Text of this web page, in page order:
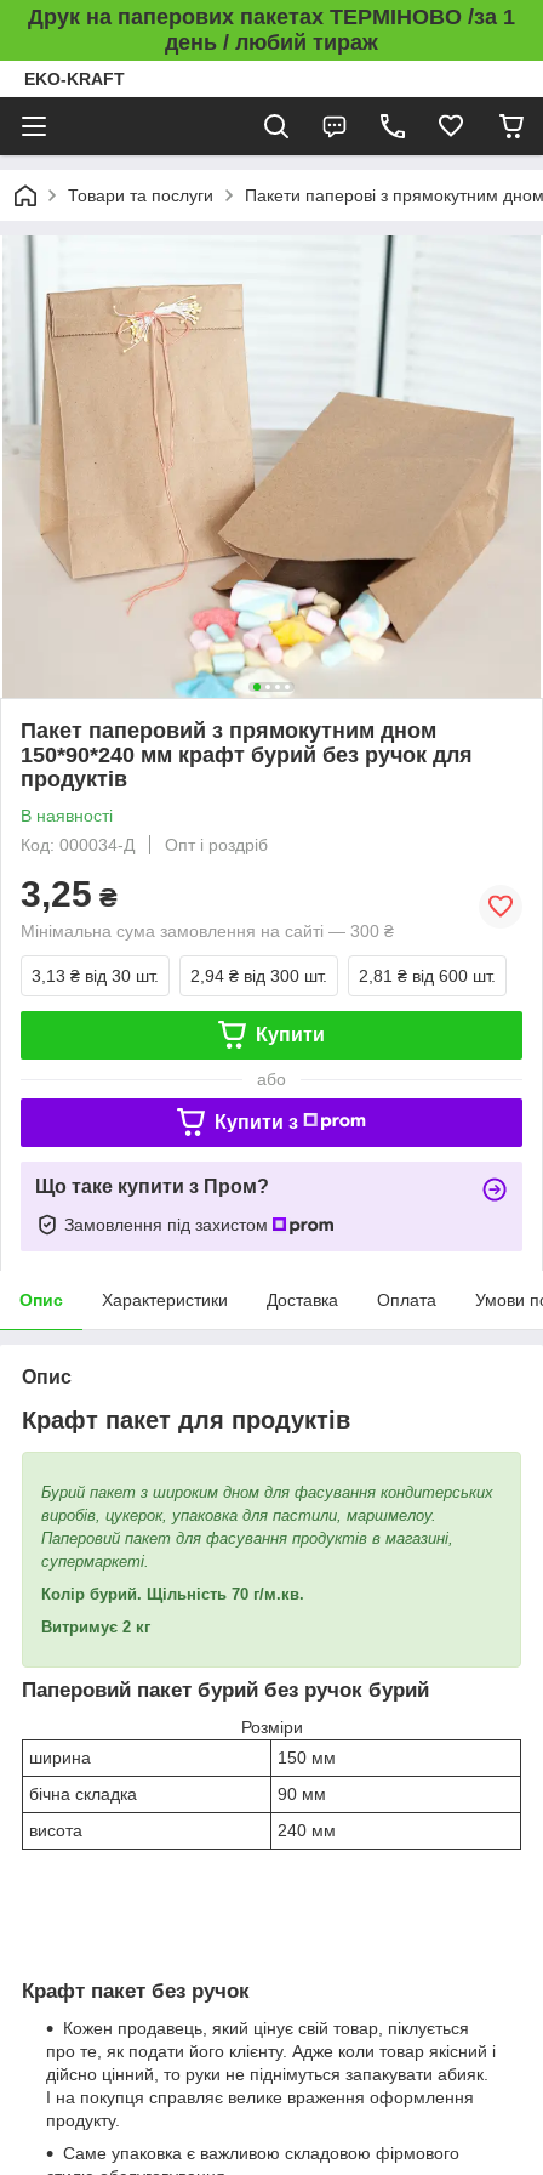
Друк на паперових пакетах ТЕРМІНОВО /за 1
день / любий тираж
EKO-KRAFT
Товари та послуги Пакети паперові з прямокутним дном
Пакет паперовий з прямокутним дном
150*90*240 мм крафт бурий без ручок для
продуктів
В наявності
Код: 000034-Д
Опт і роздріб
3,25 ₴
Мінімальна сума замовлення на сайті — 300 ₴
3,13 ₴ від 30 шт. 2,94 ₴ від 300 шт. 2,81 ₴ від 600 шт.
Купити
або
Купити з
Що таке купити з Пром?
Замовлення під захистом
Опис Характеристики Доставка Оплата Умови
Опис
Крафт пакет для продуктів
Бурий пакет з широким дном для фасування кондитерських
виробів, цукерок, упаковка для пастили, маршмелоу.
Паперовий пакет для фасування продуктів в магазині,
супермаркеті.
Колір бурий. Щільність 70 г/м.кв.
Витримує 2 кг
Паперовий пакет бурий без ручок бурий
Розміри
ширина
150 мм
бічна складка
90 мм
висота
240 мм
Крафт пакет без ручок
Кожен продавець, який цінує свій товар, піклується
про те, як подати його клієнту. Адже коли товар якісний і
дійсно цінний, то руки не піднімуться запакувати абияк.
І на покупця справляє велике враження оформлення
продукту.
Саме упаковка є важливою складовою фірмового